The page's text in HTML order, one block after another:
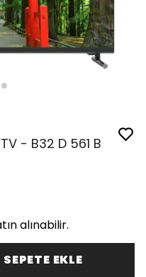
- B32 D 561 B
alınabilir.
SEPETE EKLE